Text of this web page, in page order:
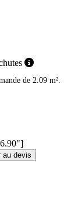
de 2.09 m².
au devis